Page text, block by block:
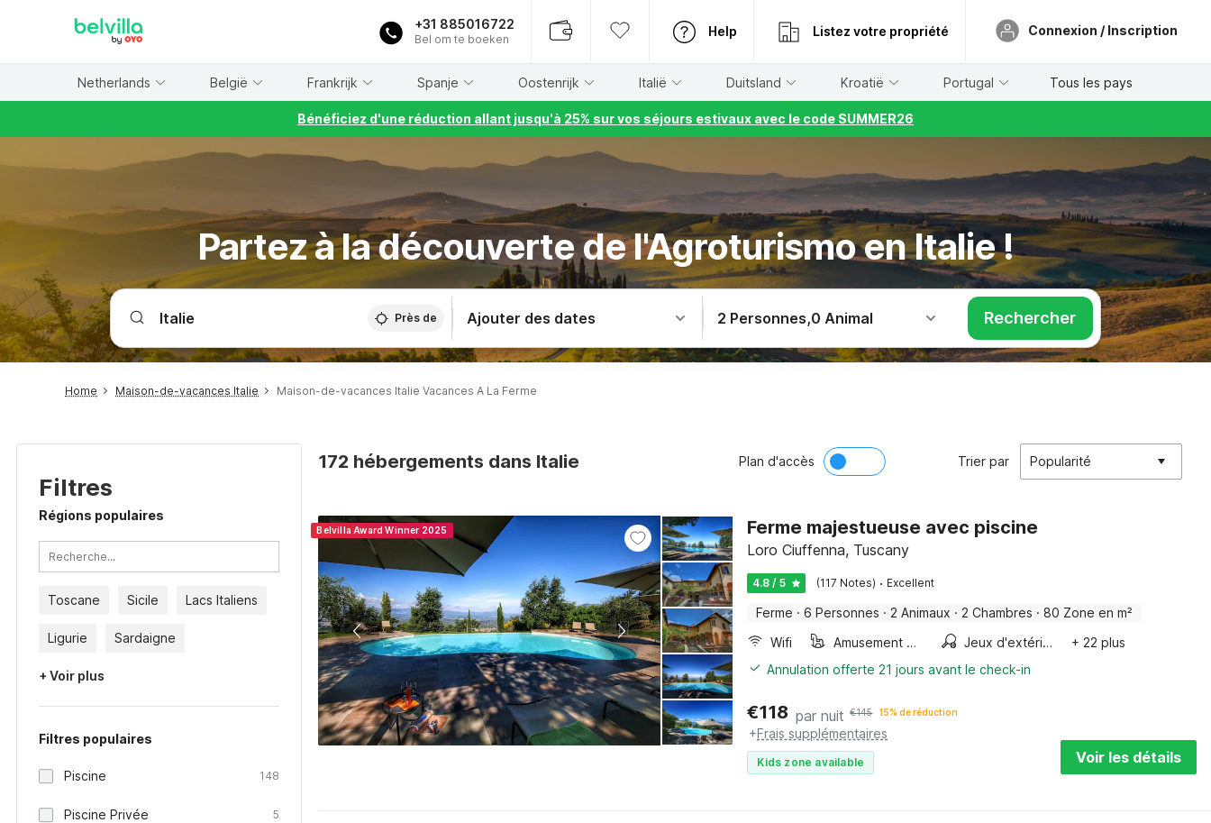
+31 885016722
Bel om te boeken
Help Listez votre propriété Connexion / Inscription
Netherlands België Frankrijk Spanje Oostenrijk Italië Duitsland Kroatië Portugal Tous les pays
Bénéficiez d'une réduction allant jusqu'à 25% sur vos séjours estivaux avec le code SUMMER26
Partez à la découverte de l'Agroturismo en Italie !
Près de Ajouter des dates 2 Personnes,0 Animal Rechercher
Home Maison-de-vacances Italie Maison-de-vacances Italie Vacances A La Ferme
Filtres
Régions populaires
Toscane Sicile Lacs Italiens
Ligurie Sardaigne
+ Voir plus
Filtres populaires
Piscine 148
Piscine Privée 5
172 hébergements dans Italie Plan d'accès Trier par Popularité
Belvilla Award Winner 2025 Ferme majestueuse avec piscine
Loro Ciuffenna, Tuscany
4.8 / 5 (117 Notes) · Excellent
Ferme · 6 Personnes · 2 Animaux · 2 Chambres · 80 Zone en m²
Wifi
Amusement pour les enfants Jeux d'extérieur
+ 22 plus
Annulation offerte 21 jours avant le check-in
€118 par nuit €145 15% de réduction
+Frais supplémentaires
Kids zone available Voir les détails